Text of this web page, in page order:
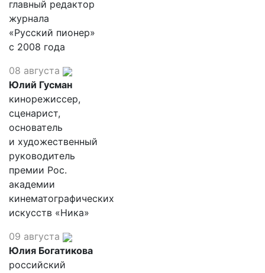
главный редактор
журнала
«Русский пионер»
с 2008 года
08 августа
Юлий Гусман
кинорежиссер,
сценарист,
основатель
и художественный
руководитель
премии Рос.
академии
кинематографических
искусств «Ника»
09 августа
Юлия Богатикова
российский